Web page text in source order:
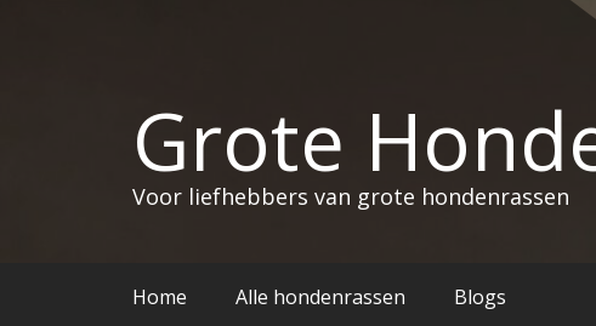
Grote
Voor liefhebbers van grote hondenrassen
Home Alle hondenrassen Blogs